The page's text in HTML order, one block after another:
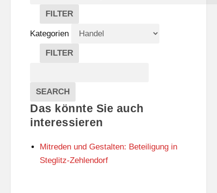
FILTER
V
E
R
A
A
L
T
U
N
S
O
Kategorien
FILTER
E
G
O
R
N
Veranstaltungen
SEARCH
Das könnte Sie auch
interessieren
Mitreden und Gestalten: Beteiligung in
Steglitz-Zehlendorf